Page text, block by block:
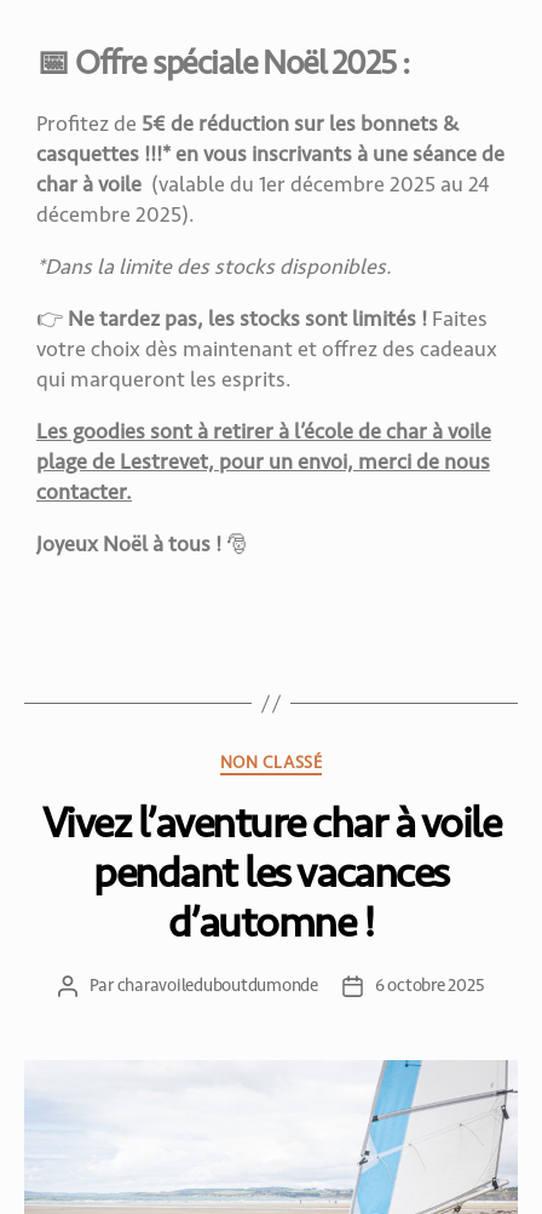
📅 Offre spéciale Noël 2025:
Profitez de 5€ de réduction sur les bonnets &
casquettes !!!* en vous inscrivants à une séance de
char à voile (valable du 1er décembre 2025 au 24
décembre 2025).
*Dans la limite des stocks disponibles.
👉 Ne tardez pas, les stocks sont limités ! Faites
votre choix dès maintenant et offrez des cadeaux
qui marqueront les esprits.
Les goodies sont à retirer à l’école de char à voile
plage de Lestrevet, pour un envoi, merci de nous
contacter.
Joyeux Noël à tous ! 🎅
NON CLASSÉ
Vivez l’aventure char à voile
pendant les vacances
d’automne !
Parcharavoileduboutdumonde 6 octobre 2025